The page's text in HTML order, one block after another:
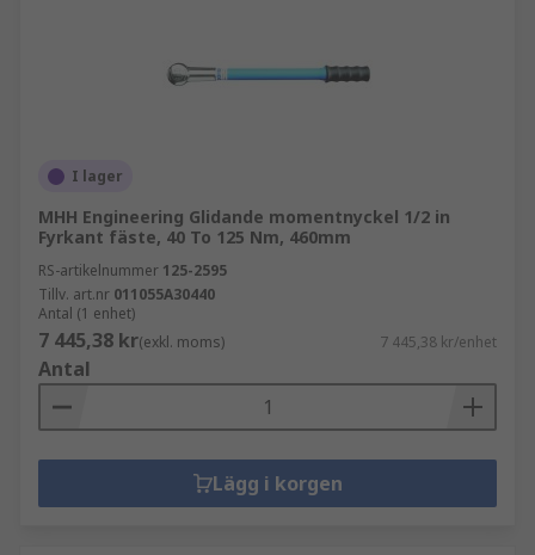
I lager
MHH Engineering Glidande momentnyckel 1/2 in
Fyrkant fäste, 40 To 125 Nm, 460mm
RS-artikelnummer 125-2595
Tillv. art.nr 011055A30440
Antal (1 enhet)
7 445,38 kr(exkl. moms) 7 445,38 kr/enhet
Antal
Lägg i korgen